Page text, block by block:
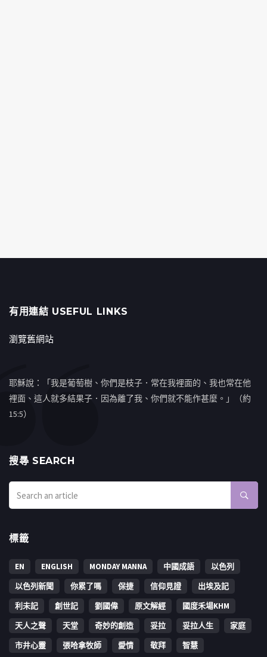
有用連結 USEFUL LINKS
瀏覽舊網站
耶穌說：「我是葡萄樹、你們是枝子．常在我裡面的、我也常在他
裡面、這人就多結果子．因為離了我、你們就不能作甚麼。」（約
15:5）
搜㝷 SEARCH
標籤
EN ENGLISH MONDAY MANNA 中國成語
以色列
以色列新聞
你累了嗎 保捷 信仰見證
出埃及記
利未記
創世記 劉國偉 原文解經
國度禾場KHM
天人之聲
天堂 奇妙的創造 妥拉 妥拉人生
家庭
市井心靈
張哈拿牧師 愛情 敬拜 智慧